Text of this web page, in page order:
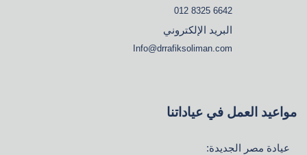
6642 8325 012
البريد الإلكتروني
Info@drrafiksoliman.com
مواعيد العمل في عياداتنا
عيادة مصر الجديدة: